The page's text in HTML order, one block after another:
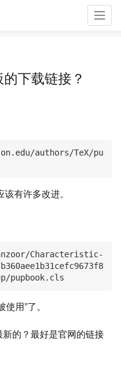
下载链接？
authors/TeX/pu
有许多改进。
Characteristic-
用”了。
的？最好是官网的链接